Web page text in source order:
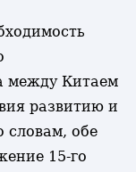
между Китаем
развитию и
словам, обе
15-го